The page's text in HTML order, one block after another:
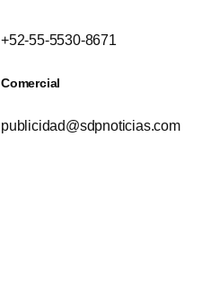
+52-55-5530-8671
Comercial
publicidad@sdpnoticias.com